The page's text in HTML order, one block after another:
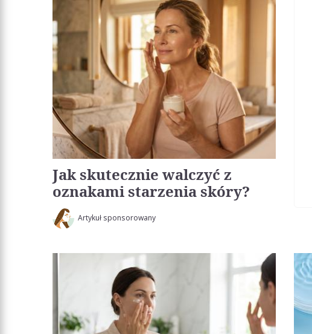
Jak skutecznie walczyć z
oznakami starzenia skóry?
Artykuł sponsorowany